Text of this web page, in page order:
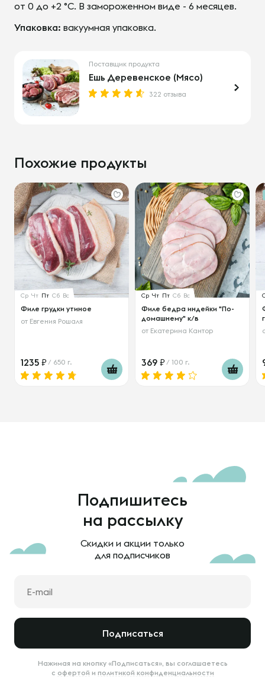
от 0 до +2 °С. В замороженном виде - 6 месяцев.
Упаковка: вакуумная упаковка.
Поставщик продукта
Ешь Деревенское (Мясо)
322 отзыва
Похожие продукты
Ср Чт Пт Сб Вс
Филе грудки утиное
от Евгения Рошаля
1235 / 650 г.
Ср Чт Пт Сб Вс
Филе бедра индейки "По-
домашнему" к/в
от Екатерина Кантор
369 / 100 г.
Подпишитесь
на рассылку
Скидки и акции только
для подписчиков
Подписаться
Нажимая на кнопку «Подписаться», вы соглашаетесь
с офертой и политикой конфиденциальности